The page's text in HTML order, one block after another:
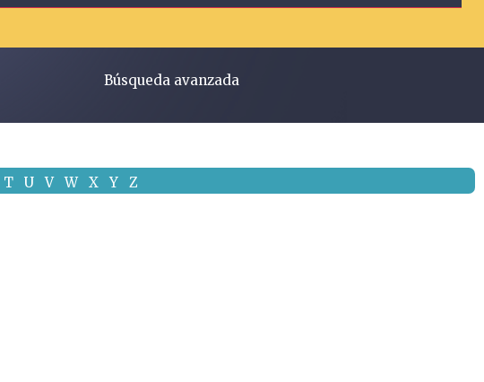
Búsqueda avanzada
T U V W X Y Z